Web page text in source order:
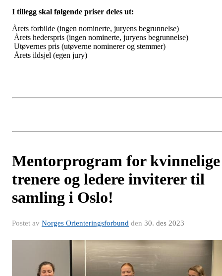
I tillegg skal følgende priser deles ut:
Årets forbilde (ingen nominerte, juryens begrunnelse)
Årets hederspris (ingen nominerte, juryens begrunnelse)
Utøvernes pris (utøverne nominerer og stemmer)
Årets ildsjel (egen jury)
Mentorprogram for kvinnelige
trenere og ledere inviterer til
samling i Oslo!
Postet av Norges Orienteringsforbund den 30. des 2023